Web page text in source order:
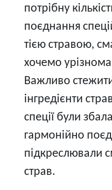
потрібну
поєднання
тією стравою,
хочемо
Важливо
інгредієнти
спеції були
гармонійно
підкреслювали
страв.